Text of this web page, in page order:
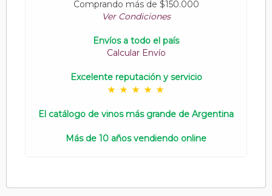
Comprando más de $150.000
Ver Condiciones
Envíos a todo el país
Calcular Envío
Excelente reputación y servicio
El catálogo de vinos más grande de Argentina
Más de 10 años vendiendo online